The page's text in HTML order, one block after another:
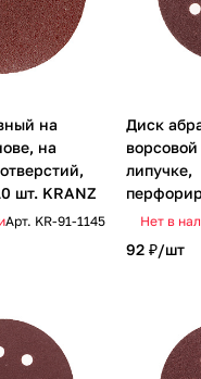
на
на
шт. KRANZ
Арт. KR-91-1145
Диск
липучке,
125мм,
Нет в
92 ₽/шт